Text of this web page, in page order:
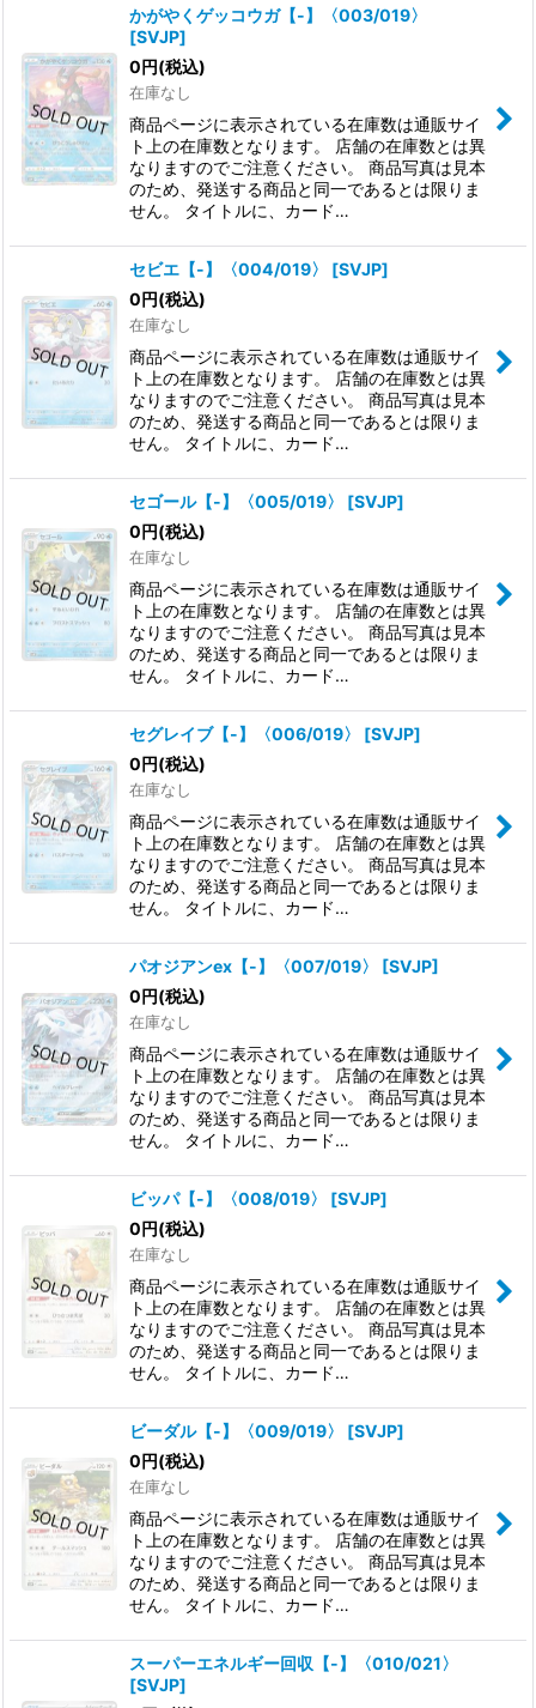
かがやくゲッコウガ【-】〈003/019〉
[SVJP]
0円(税込)
在庫なし
商品ページに表示されている在庫数は通販サイ
ト上の在庫数となります。 店舗の在庫数とは異
なりますのでご注意ください。 商品写真は見本
のため、発送する商品と同一であるとは限りま
せん。 タイトルに、カード…
セビエ【-】〈004/019〉 [SVJP]
0円(税込)
在庫なし
商品ページに表示されている在庫数は通販サイ
ト上の在庫数となります。 店舗の在庫数とは異
なりますのでご注意ください。 商品写真は見本
のため、発送する商品と同一であるとは限りま
せん。 タイトルに、カード…
セゴール【-】〈005/019〉 [SVJP]
0円(税込)
在庫なし
商品ページに表示されている在庫数は通販サイ
ト上の在庫数となります。 店舗の在庫数とは異
なりますのでご注意ください。 商品写真は見本
のため、発送する商品と同一であるとは限りま
せん。 タイトルに、カード…
セグレイブ【-】〈006/019〉 [SVJP]
0円(税込)
在庫なし
商品ページに表示されている在庫数は通販サイ
ト上の在庫数となります。 店舗の在庫数とは異
なりますのでご注意ください。 商品写真は見本
のため、発送する商品と同一であるとは限りま
せん。 タイトルに、カード…
パオジアンex【-】〈007/019〉 [SVJP]
0円(税込)
在庫なし
商品ページに表示されている在庫数は通販サイ
ト上の在庫数となります。 店舗の在庫数とは異
なりますのでご注意ください。 商品写真は見本
のため、発送する商品と同一であるとは限りま
せん。 タイトルに、カード…
ビッパ【-】〈008/019〉 [SVJP]
0円(税込)
在庫なし
商品ページに表示されている在庫数は通販サイ
ト上の在庫数となります。 店舗の在庫数とは異
なりますのでご注意ください。 商品写真は見本
のため、発送する商品と同一であるとは限りま
せん。 タイトルに、カード…
ビーダル【-】〈009/019〉 [SVJP]
0円(税込)
在庫なし
商品ページに表示されている在庫数は通販サイ
ト上の在庫数となります。 店舗の在庫数とは異
なりますのでご注意ください。 商品写真は見本
のため、発送する商品と同一であるとは限りま
せん。 タイトルに、カード…
スーパーエネルギー回収【-】〈010/021〉
[SVJP]